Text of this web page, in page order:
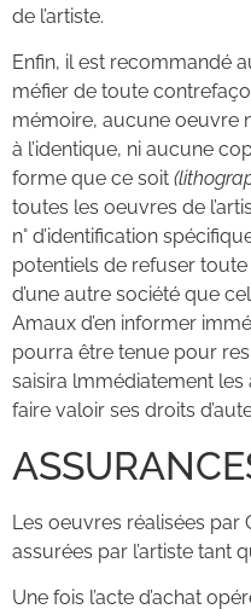
de l’artiste.
Enfin, il est recommandé
méfier de toute
mémoire, aucune oeuvre
à l’identique, ni aucune
forme que ce soit
toutes les oeuvres de
n° d’identification
potentiels de refuser
d’une autre société que
Amaux d’en informer
pourra être tenue pour
saisira lmmédiatement
faire valoir ses droits
Les oeuvres réalisées par
assurées par l’artiste tant
Une fois l’acte d’achat